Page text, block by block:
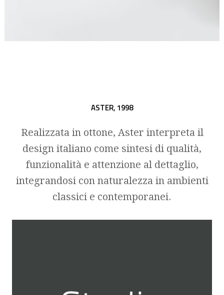
ASTER, 1998
Realizzata in ottone, Aster interpreta il
design italiano come sintesi di qualità,
funzionalità e attenzione al dettaglio,
integrandosi con naturalezza in ambienti
classici e contemporanei.